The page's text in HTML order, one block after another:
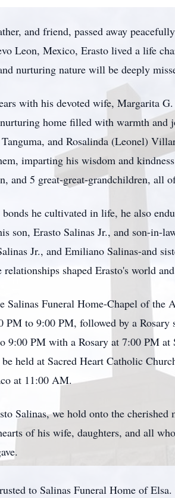
and friend, passed away
Leon, Mexico, Erasto lived a life
nurturing nature will be deeply
with his devoted wife, Margarita
home filled with warmth and
and Rosalinda (Leonel)
imparting his wisdom and
and 5 great-great-grandchildren, all
he cultivated in life, he also
son, Erasto Salinas Jr., and son-in-
Jr., and Emiliano Salinas-and
shaped Erasto's world
Funeral Home-Chapel of
PM to 9:00 PM, followed by a
9:00 PM with a Rosary at 7:00 PM
held at Sacred Heart Catholic
at 11:00 AM.
Salinas, we hold onto the
of his wife, daughters, and all
to Salinas Funeral Home of Elsa.